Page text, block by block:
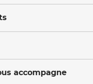
accompagne